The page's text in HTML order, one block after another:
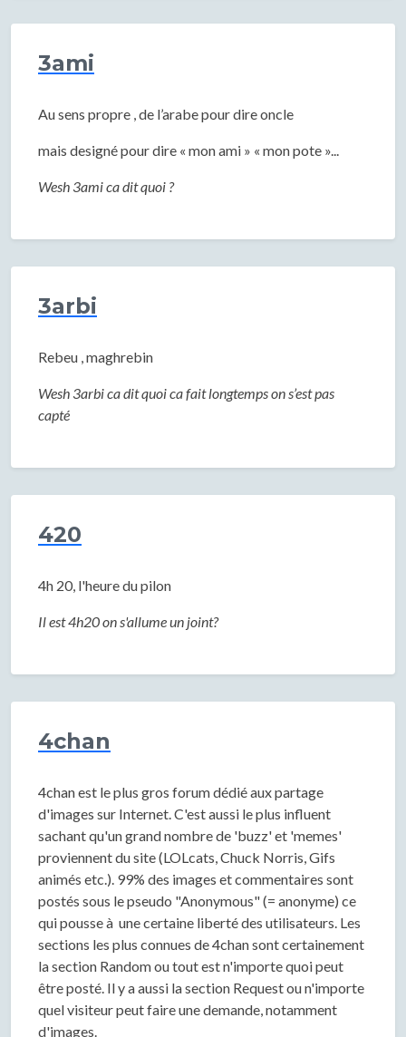
3ami
Au sens propre , de l’arabe pour dire oncle
mais designé pour dire « mon ami » « mon pote »...
Wesh 3ami ca dit quoi ?
3arbi
Rebeu , maghrebin
Wesh 3arbi ca dit quoi ca fait longtemps on s’est pas
capté
420
4h 20, l'heure du pilon
Il est 4h20 on s'allume un joint?
4chan
4chan est le plus gros forum dédié aux partage
d'images sur Internet. C'est aussi le plus influent
sachant qu'un grand nombre de 'buzz' et 'memes'
proviennent du site (LOLcats, Chuck Norris, Gifs
animés etc.). 99% des images et commentaires sont
postés sous le pseudo "Anonymous" (= anonyme) ce
qui pousse à une certaine liberté des utilisateurs. Les
sections les plus connues de 4chan sont certainement
la section Random ou tout est n'importe quoi peut
être posté. Il y a aussi la section Request ou n'importe
quel visiteur peut faire une demande, notamment
d'images.